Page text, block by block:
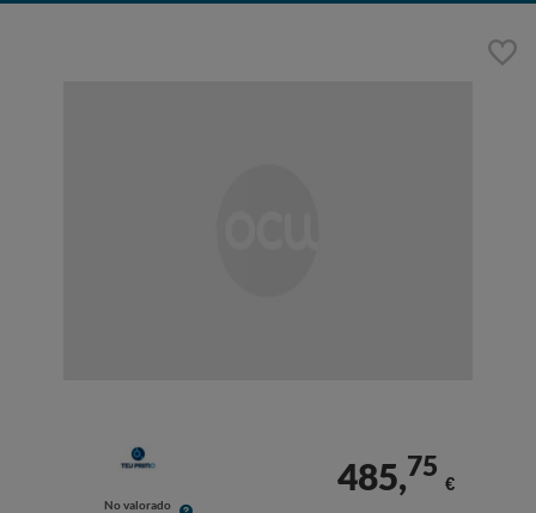
No valorado
485,75
€